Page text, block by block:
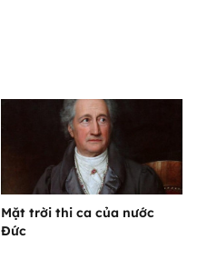
Mặt trời thi ca của nước
Đức